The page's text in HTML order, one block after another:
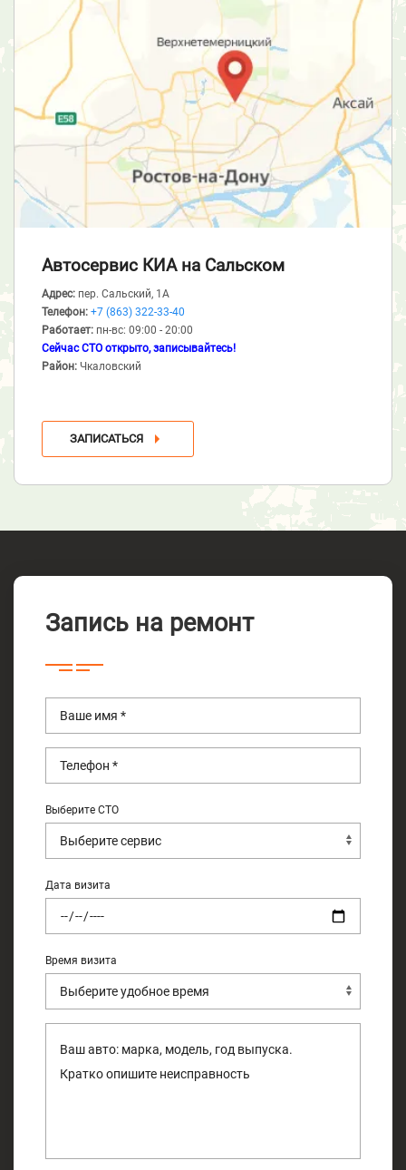
Автосервис КИА на Сальском
Адрес: пер. Сальский, 1А
Телефон: +7 (863) 322-33-40
Работает: пн-вс: 09:00 - 20:00
Сейчас СТО открыто, записывайтесь!
Район: Чкаловский
ЗАПИСАТЬСЯ
Запись на ремонт
Выберите СТО
Дата визита
Время визита